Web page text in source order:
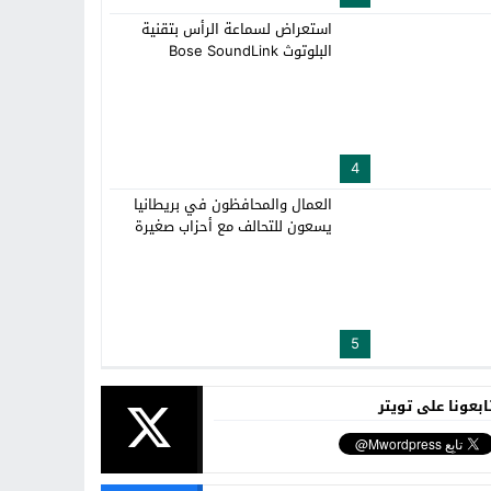
4
استعراض لسماعة الرأس بتقنية
البلوتوث Bose SoundLink
5
العمال والمحافظون في بريطانيا
يسعون للتحالف مع أحزاب صغيرة
على تويتر